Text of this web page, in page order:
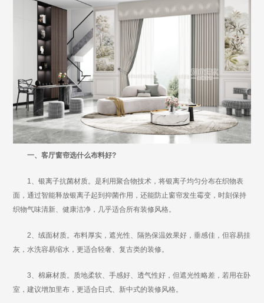
一、客厅窗帘选什么布料好?
1、银离子抗菌材质。是利用聚合物技术，将银离子均匀分布在织物表
面，通过智能释放银离子起到抑菌作用，还能防止窗帘发生霉变，时刻保持
织物气味清新、健康洁净，几乎适合所有装修风格。
2、绒面材质。布料厚实，遮光性、隔热保温效果好，垂感佳，但容易挂
灰，水洗容易缩水，更适合轻奢、复古类的装修。
3、棉麻材质。质地柔软、手感好、透气性好，但遮光性略差，若用在卧
室，建议增加里布，更适合日式、新中式的装修风格。